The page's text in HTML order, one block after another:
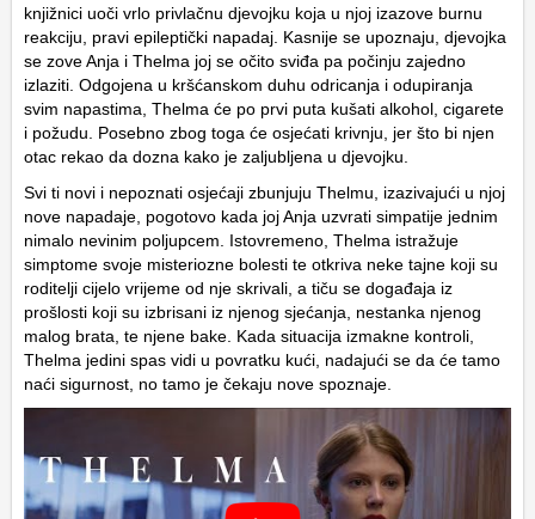
knjižnici uoči vrlo privlačnu djevojku koja u njoj izazove burnu
reakciju, pravi epileptički napadaj. Kasnije se upoznaju, djevojka
se zove Anja i Thelma joj se očito sviđa pa počinju zajedno
izlaziti. Odgojena u kršćanskom duhu odricanja i odupiranja
svim napastima, Thelma će po prvi puta kušati alkohol, cigarete
i požudu. Posebno zbog toga će osjećati krivnju, jer što bi njen
otac rekao da dozna kako je zaljubljena u djevojku.
Svi ti novi i nepoznati osjećaji zbunjuju Thelmu, izazivajući u njoj
nove napadaje, pogotovo kada joj Anja uzvrati simpatije jednim
nimalo nevinim poljupcem. Istovremeno, Thelma istražuje
simptome svoje misteriozne bolesti te otkriva neke tajne koji su
roditelji cijelo vrijeme od nje skrivali, a tiču se događaja iz
prošlosti koji su izbrisani iz njenog sjećanja, nestanka njenog
malog brata, te njene bake. Kada situacija izmakne kontroli,
Thelma jedini spas vidi u povratku kući, nadajući se da će tamo
naći sigurnost, no tamo je čekaju nove spoznaje.